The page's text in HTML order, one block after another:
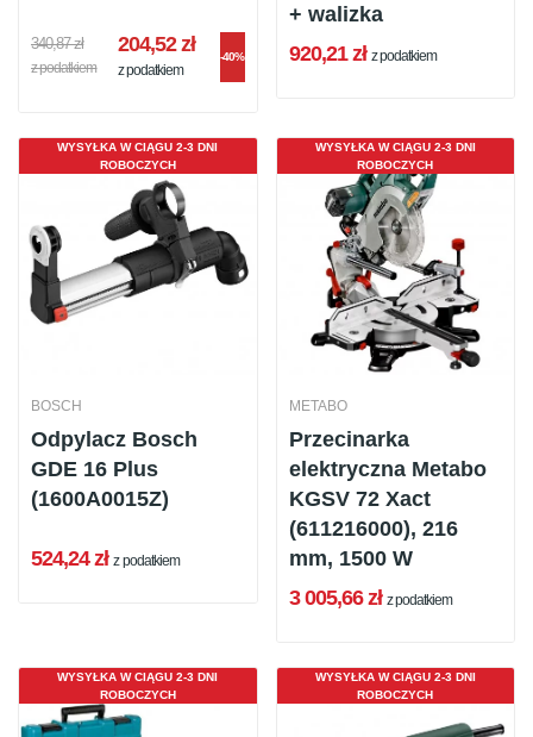
340,87 zł
z podatkiem
204,52 zł
z podatkiem
-40%
+ walizka
920,21 zł z podatkiem
WYSYŁKA W CIĄGU 2-3 DNI
ROBOCZYCH
BOSCH
Odpylacz Bosch
GDE 16 Plus
(1600A0015Z)
524,24 zł z podatkiem
WYSYŁKA W CIĄGU 2-3 DNI
ROBOCZYCH
METABO
Przecinarka
elektryczna Metabo
KGSV 72 Xact
(611216000), 216
mm, 1500 W
3 005,66 zł z podatkiem
WYSYŁKA W CIĄGU 2-3 DNI
ROBOCZYCH
WYSYŁKA W CIĄGU 2-3 DNI
ROBOCZYCH